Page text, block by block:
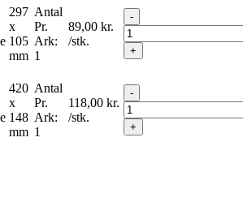
297
x
105
mm
Antal
Pr.
Ark:
1
89,00 kr.
/stk.
-
+
420
x
148
mm
Antal
Pr.
Ark:
1
118,00 kr.
/stk.
-
+